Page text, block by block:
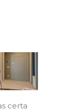
certa